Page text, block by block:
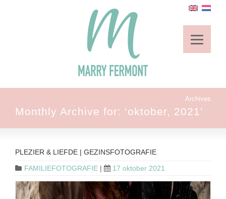
Archives
Monthly Archive for: ‘oktober, 2021’
PLEZIER & LIEFDE | GEZINSFOTOGRAFIE
FAMILIEFOTOGRAFIE | 17 oktober 2021